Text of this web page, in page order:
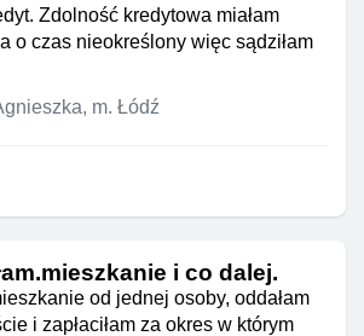
Zdolność kredytowa miałam
o czas nieokreślony więc sądziłam
m. Łódź
i co dalej.
od jednej osoby, oddałam
i zapłaciłam za okres w którym